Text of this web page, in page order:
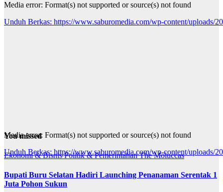
Media error: Format(s) not supported or source(s) not found
Unduh Berkas: https://www.saburomedia.com/wp-content/uploads/
Media error: Format(s) not supported or source(s) not found
Unduh Berkas: https://www.saburomedia.com/wp-content/uploads/
00:00
You missed
Ekonomi & BisnisPolitik & PemerintahanThe Moluccas
Bupati Buru Selatan Hadiri Launching Penanaman Serentak 1
Juta Pohon Sukun